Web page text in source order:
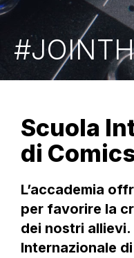
Scuola
di
L’accademia
per favorire la
dei nostri allievi.
Internazionale